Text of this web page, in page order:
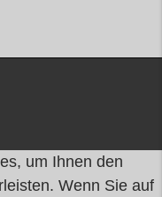
um Ihnen den
Wenn Sie auf